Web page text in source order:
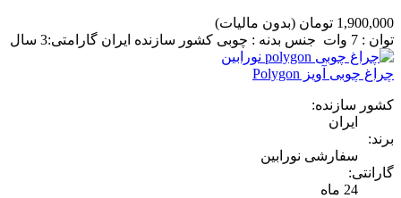
1,900,000 تومان
(بدون مالیات)
توان : 7 وات جنس بدنه : چوبی کشور سازنده ایران گارامتی:3 سال
چراغ چوبی آویز Polygon
کشور سازنده:
ایران
برند:
سفارشی نورابین
گارانتی:
24 ماه